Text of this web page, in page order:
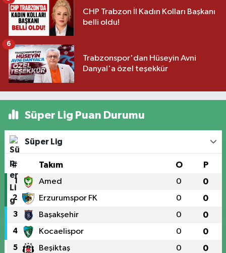
CHP Trabzon İl Kadın Kolları Başkanı
belli oldu!
Trabzonspor'dan Hüseyin Avni
Danyal'a özel teşekkür
6
Süper Lig Puan Durumu
Süper Lig
# Takım O P
1 Amed 0 0
2 Erzurumspor FK 0 0
3 Başakşehir 0 0
4 Kocaelispor 0 0
5 Beşiktaş 0 0